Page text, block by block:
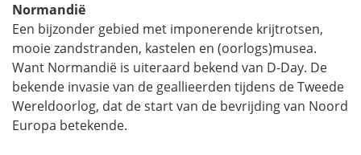
Normandië
Een bijzonder gebied met imponerende krijtrotsen,
mooie zandstranden, kastelen en (oorlogs)musea.
Want Normandië is uiteraard bekend van D-Day. De
bekende invasie van de geallieerden tijdens de Tweede
Wereldoorlog, dat de start van de bevrijding van Noord
Europa betekende.